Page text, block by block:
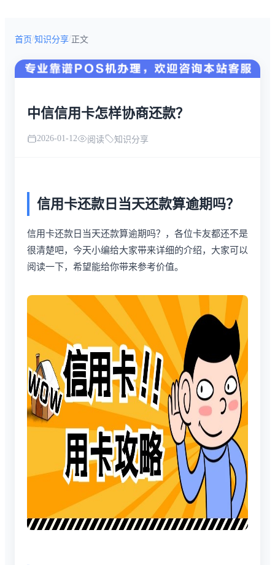
首页/知识分享/正文
中信信用卡怎样协商还款？
2026-01-12 阅读 知识分享
信用卡还款日当天还款算逾期吗？
信用卡还款日当天还款算逾期吗？，各位卡友都还不是
很清楚吧，今天小编给大家带来详细的介绍，大家可以
阅读一下，希望能给你带来参考价值。